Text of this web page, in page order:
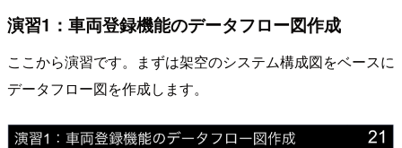
演習1：車両登録機能のデータフロー図作成
ここから演習です。まずは架空のシステム構成図をベースに
データフロー図を作成します。